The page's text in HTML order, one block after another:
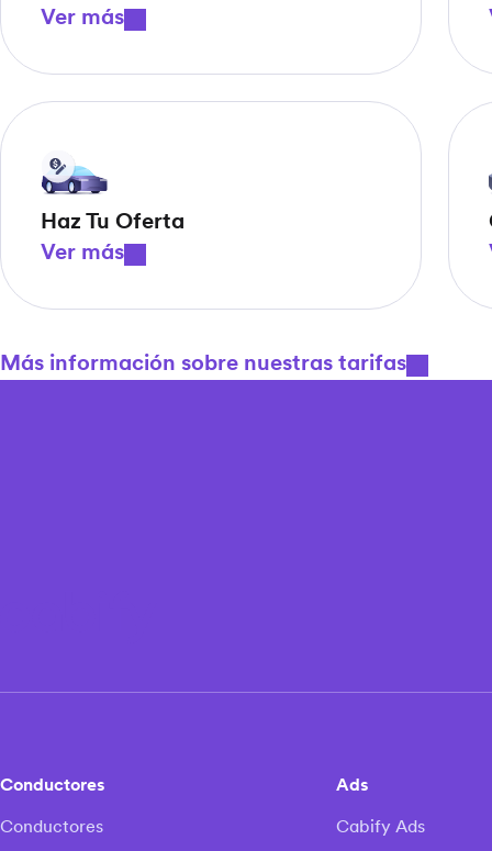
Ver más
Haz Tu Oferta
Ver más
Más información sobre nuestras tarifas
Conductores
Conductores
Ads
Cabify Ads